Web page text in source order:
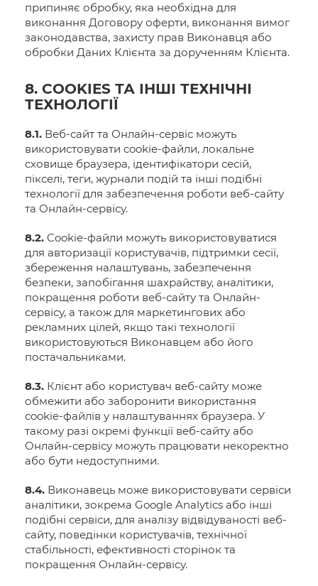
припиняє обробку, яка необхідна для
виконання Договору оферти, виконання вимог
законодавства, захисту прав Виконавця або
обробки Даних Клієнта за дорученням Клієнта.
8. COOKIES ТА ІНШІ ТЕХНІЧНІ
ТЕХНОЛОГІЇ
8.1. Веб-сайт та Онлайн-сервіс можуть
використовувати cookie-файли, локальне
сховище браузера, ідентифікатори сесій,
пікселі, теги, журнали подій та інші подібні
технології для забезпечення роботи веб-сайту
та Онлайн-сервісу.
8.2. Cookie-файли можуть використовуватися
для авторизації користувачів, підтримки сесії,
збереження налаштувань, забезпечення
безпеки, запобігання шахрайству, аналітики,
покращення роботи веб-сайту та Онлайн-
сервісу, а також для маркетингових або
рекламних цілей, якщо такі технології
використовуються Виконавцем або його
постачальниками.
8.3. Клієнт або користувач веб-сайту може
обмежити або заборонити використання
cookie-файлів у налаштуваннях браузера. У
такому разі окремі функції веб-сайту або
Онлайн-сервісу можуть працювати некоректно
або бути недоступними.
8.4. Виконавець може використовувати сервіси
аналітики, зокрема Google Analytics або інші
подібні сервіси, для аналізу відвідуваності веб-
сайту, поведінки користувачів, технічної
стабільності, ефективності сторінок та
покращення Онлайн-сервісу.